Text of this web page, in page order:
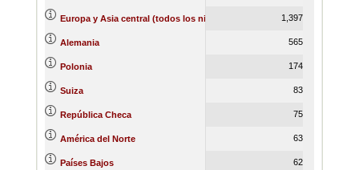
Europa y Asia central (todos los niveles de ingreso) 1,397,995.41
Alemania 565,684.42
Polonia 174,889.48
Suiza 83,630.05
República Checa 75,280.57
América del Norte 63,284.22
Países Bajos 62,646.89